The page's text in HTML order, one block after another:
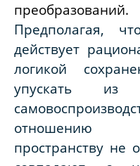
преобразований.
Предполагая,
действует
логикой
упускать
отношению
пространству не